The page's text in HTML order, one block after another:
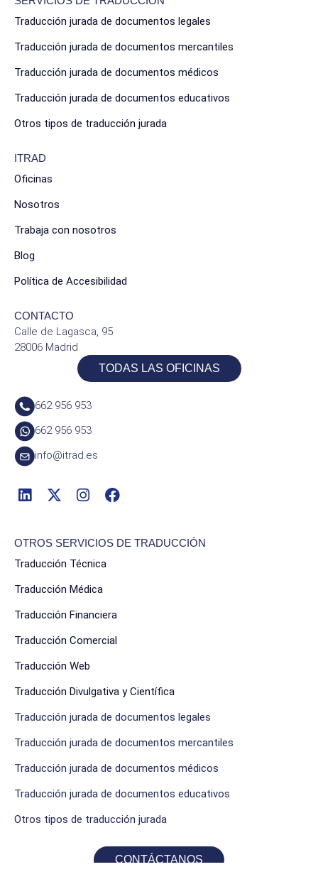
Traducción jurada de documentos legales
Traducción jurada de documentos mercantiles
Traducción jurada de documentos médicos
Traducción jurada de documentos educativos
Otros tipos de traducción jurada
ITRAD
Oficinas
Nosotros
Trabaja con nosotros
Blog
Política de Accesibilidad
CONTACTO
Calle de Lagasca, 95
28006 Madrid
TODAS LAS OFICINAS
662 956 953
662 956 953
info@itrad.es
OTROS SERVICIOS DE TRADUCCIÓN
Traducción Técnica
Traducción Médica
Traducción Financiera
Traducción Comercial
Traducción Web
Traducción Divulgativa y Científica
Traducción jurada de documentos legales
Traducción jurada de documentos mercantiles
Traducción jurada de documentos médicos
Traducción jurada de documentos educativos
Otros tipos de traducción jurada
CONTÁCTANOS